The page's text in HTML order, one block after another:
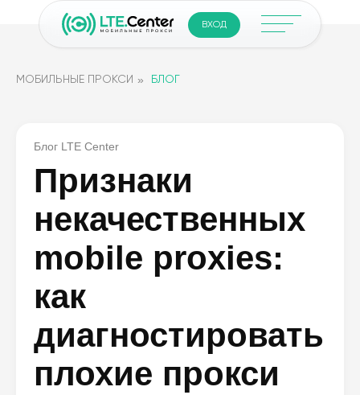
ВХОД
МОБИЛЬНЫЕ ПРОКСИ » БЛОГ
Блог LTE Center
Признаки
некачественных
mobile proxies:
как
диагностировать
плохие прокси